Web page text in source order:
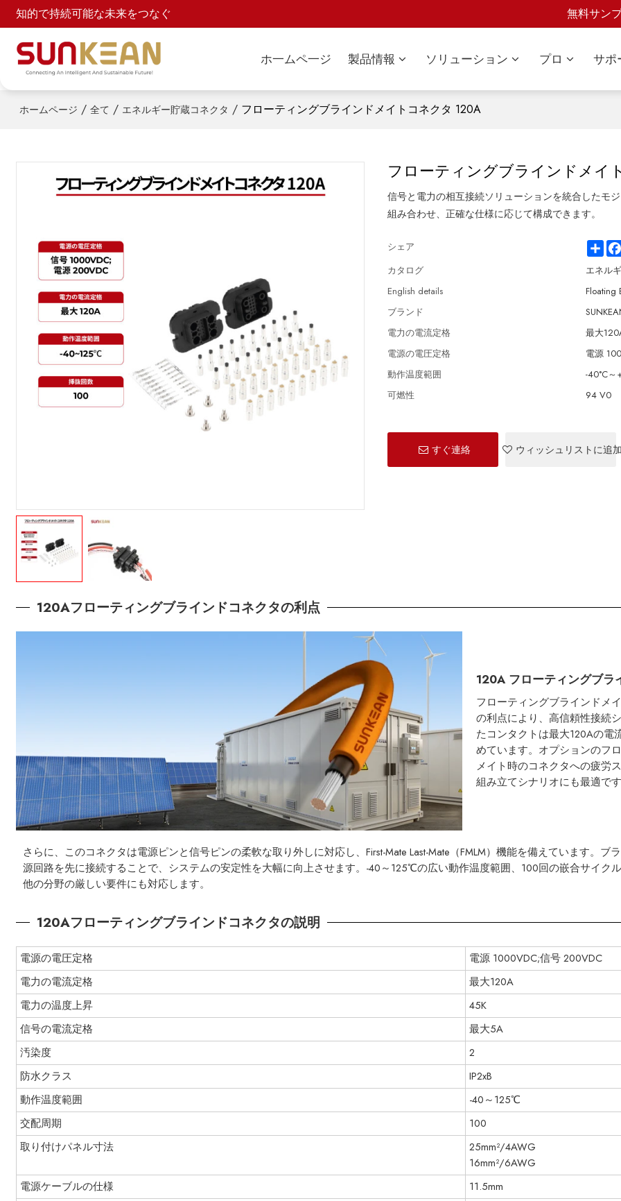
知的で持続可能な未来をつなぐ 無料サン
ホ一ムペ一ジ 製品情報 ソリューション プロ サポ
ホームページ / 全て / エネルギー貯蔵コネクタ / フローティングブラインドメイトコネクタ 120A
フローティングブラインドメイ
信号と電力の相互接続ソリューションを統合したモ
組み合わせ、正確な仕様に応じて構成できます。
シェア
カタログ
エネル
English details
Floating
ブランド
電力の電流定格
最大
電源の電圧定格
電源
動作温度範囲
-40°C～
可燃性
94 V0
すぐ連絡 ウィッシュリストに追加
120Aフローティングブラインドコネクタの利点
120A フローティングブラ
フローティングブラインドメ
の利点により、高信頼性接続
たコンタクトは最大120Aの電
めています。オプションのフ
メイト時のコネクタへの疲労
組み立てシナリオにも最適です
さらに、このコネクタは電源ピンと信号ピンの柔軟な取り外しに対応し、First-Mate Last-Mate（FMLM）機能を備えています。
源回路を先に接続することで、システムの安定性を大幅に向上させます。-40～125℃の広い動作温度範囲、100回の嵌合サイク
他の分野の厳しい要件にも対応します。
120Aフローティングブラインドコネクタの説明
電源の電圧定格
電源 1000VDC;信号 200VDC
電力の電流定格
最大120A
電力の温度上昇
45K
信号の電流定格
最大5A
汚染度
2
防水クラス
IP2xB
動作温度範囲
-40～125℃
交配周期
100
取り付けパネル寸法
25mm²/4AWG
16mm²/6AWG
電源ケーブルの仕様
11.5mm